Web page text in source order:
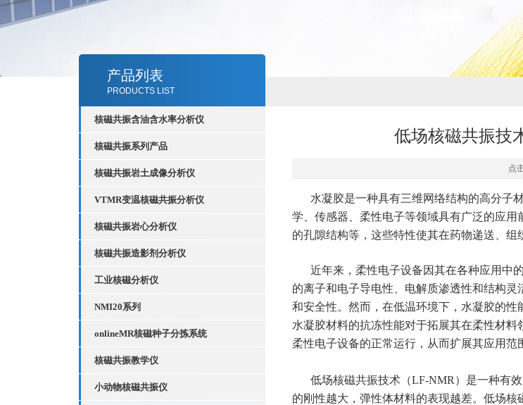
产品列表
PRODUCTS LIST
核磁共振含油含水率分析仪
核磁共振系列产品
核磁共振岩土成像分析仪
VTMR变温核磁共振分析仪
核磁共振岩心分析仪
核磁共振造影剂分析仪
工业核磁分析仪
NMI20系列
onlineMR核磁种子分拣系统
核磁共振教学仪
小动物核磁共振仪
低场核磁共振技
点
水凝胶是一种具有三维网络结构的高分子
学、传感器、柔性电子等领域具有广泛的应
的孔隙结构等，这些特性使其在药物递送、组
近年来，柔性电子设备因其在各种应用中
的离子和电子导电性、电解质渗透性和结构
和安全性。然而，在低温环境下，水凝胶的
水凝胶材料的抗冻性能对于拓展其在柔性材
柔性电子设备的正常运行，从而扩展其应用范
低场核磁共振技术（LF-NMR）是一种有
的刚性越大，弹性体材料的表现越差。低场